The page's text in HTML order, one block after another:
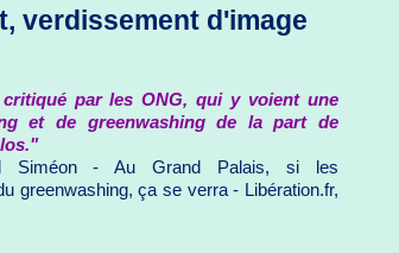
verdissement d'image
par les ONG, qui y voient une
et de greenwashing de la part de
Siméon - Au Grand Palais, si les
greenwashing, ça se verra - Libération.fr,